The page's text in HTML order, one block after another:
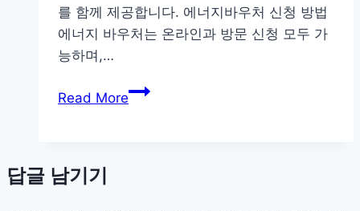
를 함께 제공합니다. 에너지바우처 신청 방법
에너지 바우처는 온라인과 방문 신청 모두 가
능하며,…
Read More에
답글 남기기